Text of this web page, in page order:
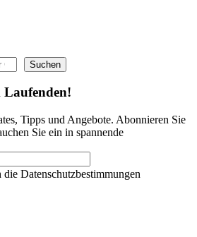
Suchen
Laufenden!
Tipps und Angebote. Abonnieren Sie
Sie ein in spannende
Datenschutzbestimmungen